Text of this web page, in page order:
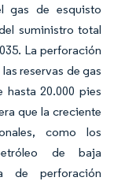
gas de esquisto
suministro total
La perforación
reservas de gas
hasta 20.000 pies
que la creciente
como los
de baja
de perforación